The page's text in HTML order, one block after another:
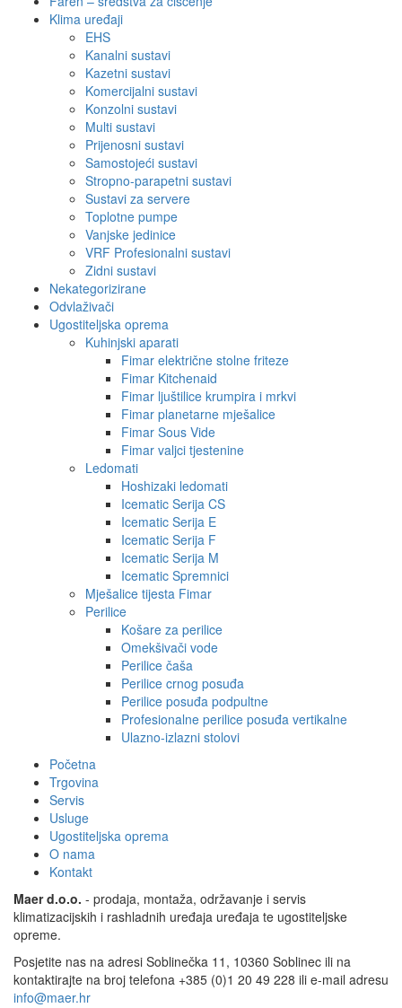
Klima uređaji
EHS
Kanalni sustavi
Kazetni sustavi
Komercijalni sustavi
Konzolni sustavi
Multi sustavi
Prijenosni sustavi
Samostojeći sustavi
Stropno-parapetni sustavi
Sustavi za servere
Toplotne pumpe
Vanjske jedinice
VRF Profesionalni sustavi
Zidni sustavi
Nekategorizirane
Odvlaživači
Ugostiteljska oprema
Kuhinjski aparati
Fimar električne stolne friteze
Fimar Kitchenaid
Fimar ljuštilice krumpira i mrkvi
Fimar planetarne mješalice
Fimar Sous Vide
Fimar valjci tjestenine
Ledomati
Hoshizaki ledomati
Icematic Serija CS
Icematic Serija E
Icematic Serija F
Icematic Serija M
Icematic Spremnici
Mješalice tijesta Fimar
Perilice
Košare za perilice
Omekšivači vode
Perilice čaša
Perilice crnog posuđa
Perilice posuđa podpultne
Profesionalne perilice posuđa vertikalne
Ulazno-izlazni stolovi
Početna
Trgovina
Servis
Usluge
Ugostiteljska oprema
O nama
Kontakt
Maer d.o.o. - prodaja, montaža, održavanje i servis
klimatizacijskih i rashladnih uređaja uređaja te ugostiteljske
opreme.
Posjetite nas na adresi Soblinečka 11, 10360 Soblinec ili na
kontaktirajte na broj telefona +385 (0)1 20 49 228 ili e-mail adresu
info@maer.hr